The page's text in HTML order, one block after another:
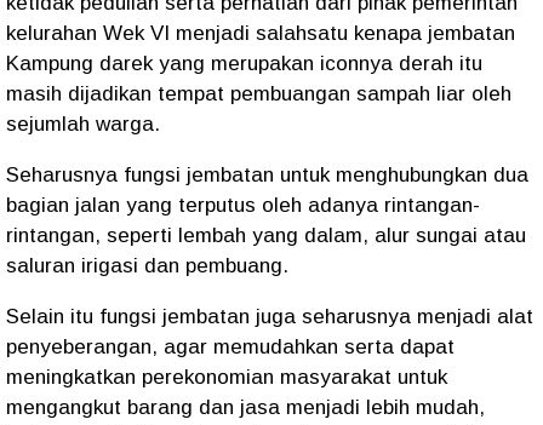
kelurahan Wek VI menjadi salahsatu kenapa jembatan
Kampung darek yang merupakan iconnya derah itu
masih dijadikan tempat pembuangan sampah liar oleh
sejumlah warga.
Seharusnya fungsi jembatan untuk menghubungkan dua
bagian jalan yang terputus oleh adanya rintangan-
rintangan, seperti lembah yang dalam, alur sungai atau
saluran irigasi dan pembuang.
Selain itu fungsi jembatan juga seharusnya menjadi alat
penyeberangan, agar memudahkan serta dapat
meningkatkan perekonomian masyarakat untuk
mengangkut barang dan jasa menjadi lebih mudah,